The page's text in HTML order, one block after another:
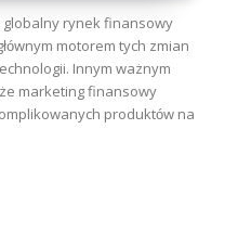
globalny rynek finansowy
motorem tych zmian
Innym ważnym
marketing finansowy
produktów na